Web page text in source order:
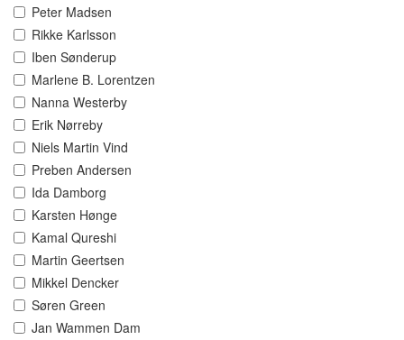
Peter Madsen
Rikke Karlsson
Iben Sønderup
Marlene B. Lorentzen
Nanna Westerby
Erik Nørreby
Niels Martin Vind
Preben Andersen
Ida Damborg
Karsten Hønge
Kamal Qureshi
Martin Geertsen
Mikkel Dencker
Søren Green
Jan Wammen Dam